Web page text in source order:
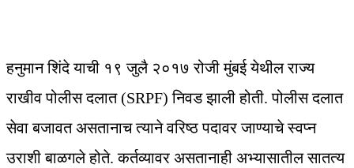
हनुमान शिंदे याची १९ जुलै २०१७ रोजी मुंबई येथील राज्य
राखीव पोलीस दलात (SRPF) निवड झाली होती. पोलीस दलात
सेवा बजावत असतानाच त्याने वरिष्ठ पदावर जाण्याचे स्वप्न
उराशी बाळगले होते. कर्तव्यावर असतानाही अभ्यासातील सातत्य